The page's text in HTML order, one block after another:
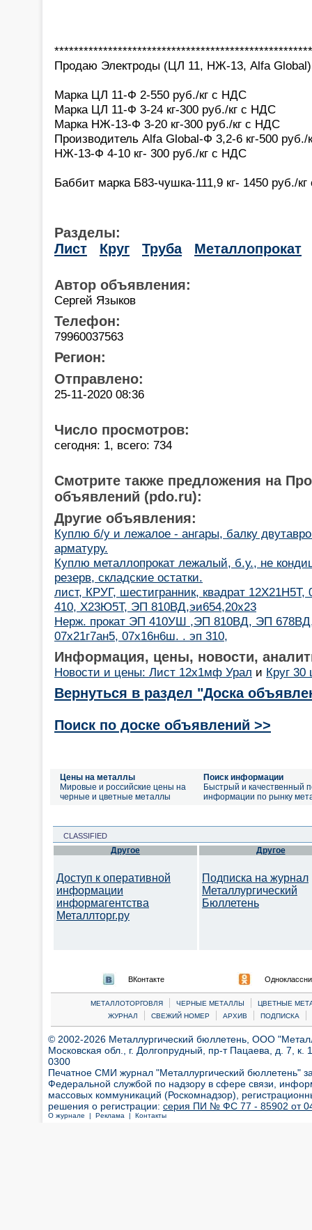
Продаю Электроды (ЦЛ 11, НЖ-13, Alfa
Марка ЦЛ 11-Ф 2-550 руб./кг с НДС
Марка ЦЛ 11-Ф 3-24 кг-300 руб./кг с НДС
Марка НЖ-13-Ф 3-20 кг-300 руб./кг с НДС
Производитель Alfa Global-Ф 3,2-6 кг-500
НЖ-13-Ф 4-10 кг- 300 руб./кг с НДС
Баббит марка Б83-чушка-111,9 кг- 1450 руб./
Разделы:
Лист
Круг Труба Металлопрокат
Автор объявления:
Сергей Языков
Телефон:
79960037563
Регион:
Отправлено:
25-11-2020 08:36
Число просмотров:
сегодня: 1, всего: 734
Смотрите также предложения на
объявлений (pdo.ru):
Другие объявления:
Куплю б/у и лежалое - ангары, балку
арматуру.
Куплю металлопрокат лежалый, б.у., не
резерв, складские остатки.
лист, КРУГ, шестигранник, квадрат
410, Х23Ю5Т, ЭП 810ВД,эи654,20х23
Нерж. прокат ЭП 410УШ ,ЭП 810ВД, ЭП
07х21г7ан5, 07х16н6ш. . эп 310,
Информация, цены, новости,
Новости и цены: Лист 12х1мф Урал и Круг 30
Вернуться в раздел "Доска
Поиск по доске объявлений >>
Цены на металлы
Мировые и российские цены на
черные и цветные металлы
Поиск информации
Быстрый и качественный
информации по рынку
CLASSIFIED
Другое
Доступ к оперативной
информации
информагентства
Металлторг.ру
Другое
Подписка на журнал
Металлургический
Бюллетень
ВКонтакте
МЕТАЛЛОТОРГОВЛЯ | ЧЕРНЫЕ МЕТАЛЛЫ |
ЦВЕТНЫЕ
ЖУРНАЛ
| СВЕЖИЙ НОМЕР | АРХИВ | ПОДПИСКА |
© 2002-2026 Металлургический бюллетень, ООО
Московская обл., г. Долгопрудный, пр-т Пацаева, д. 7,
0300
Печатное СМИ журнал "Металлургический бюллетень"
Федеральной службой по надзору в сфере связи,
массовых коммуникаций (Роскомнадзор),
решения о регистрации: серия ПИ № ФС 77 - 85902 от 04
О журнале | Реклама | Контакты